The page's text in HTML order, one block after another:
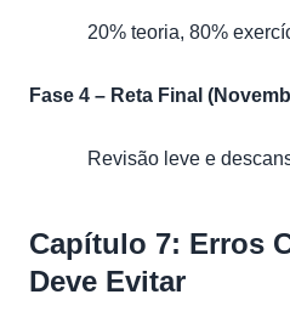
20% teoria, 80%
Fase 4 – Reta Final
Revisão leve e
Capítulo 7: Erros
Deve Evitar